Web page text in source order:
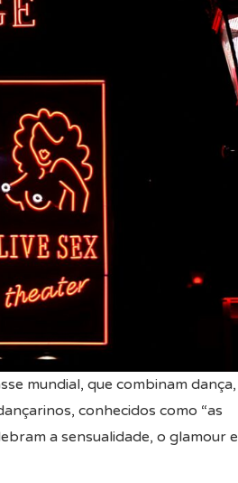
mundial, que combinam dança,
conhecidos como “as
a sensualidade, o glamour e